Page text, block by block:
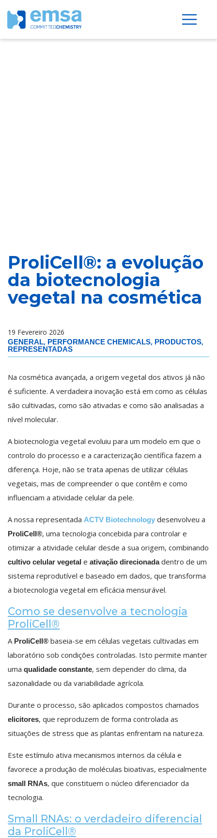
ProliCell®: a evolução
da biotecnologia
vegetal na cosmética
19 Fevereiro 2026
GENERAL, PERFORMANCE CHEMICALS, PRODUCTOS,
REPRESENTADAS
Na cosmética avançada, a origem vegetal dos ativos já não
é suficiente. A verdadeira inovação está em como as células
são cultivadas, como são ativadas e como são analisadas a
nível molecular.
A biotecnologia vegetal evoluiu para um modelo em que o
controlo do processo e a caracterização científica fazem a
diferença. Hoje, não se trata apenas de utilizar células
vegetais, mas de compreender o que contêm e como
influenciam a atividade celular da pele.
A nossa representada ACTV Biotechnology desenvolveu a
ProliCell®, uma tecnologia concebida para controlar e
otimizar a atividade celular desde a sua origem, combinando
cultivo celular vegetal e ativação direcionadadentro de um
sistema reprodutível e baseado em dados, que transforma
a biotecnologia vegetal em eficácia mensurável.
Como se desenvolve a tecnologia
ProliCell®
A ProliCell® baseia-se em células vegetais cultivadas em
laboratório sob condições controladas. Isto permite manter
uma qualidade constante, sem depender do clima, da
sazonalidade ou da variabilidade agrícola.
Durante o processo, são aplicados compostos chamados
elicitores, que reproduzem de forma controlada as
situações de stress que as plantas enfrentam na natureza.
Este estímulo ativa mecanismos internos da célula e
favorece a produção de moléculas bioativas, especialmente
small RNAs, que constituem o núcleo diferenciador da
tecnologia.
Small RNAs: o verdadeiro diferencial
da ProliCell®